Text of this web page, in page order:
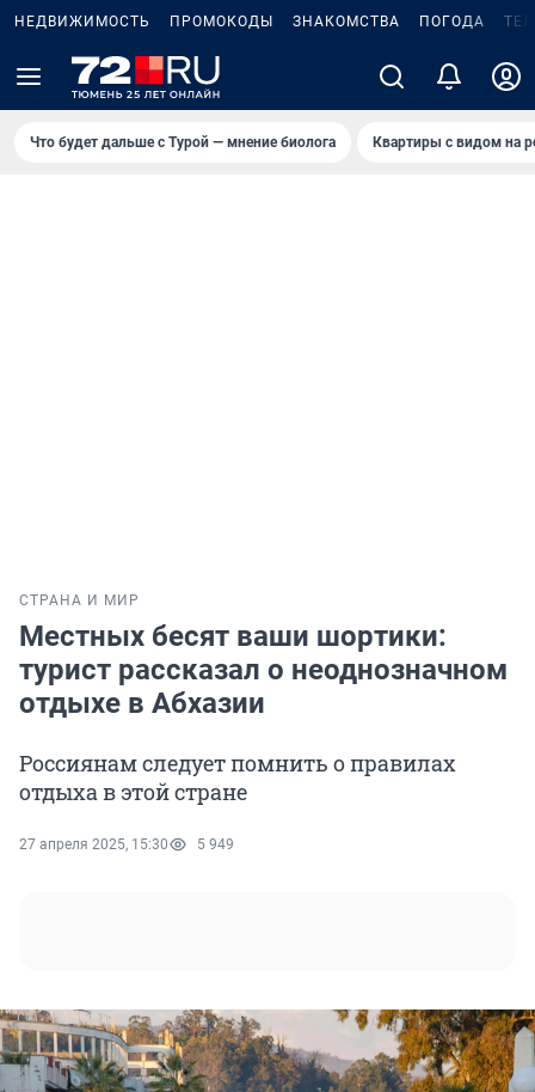
НЕДВИЖИМОСТЬ ПРОМОКОДЫ ЗНАКОМСТВА ПОГОДА
Что будет дальше с Турой — мнение биолога Квартиры с видом на
СТРАНА И МИР
Местных бесят ваши шортики:
турист рассказал о неоднозначном
отдыхе в Абхазии
Россиянам следует помнить о правилах
отдыха в этой стране
27 апреля 2025, 15:30 5 949